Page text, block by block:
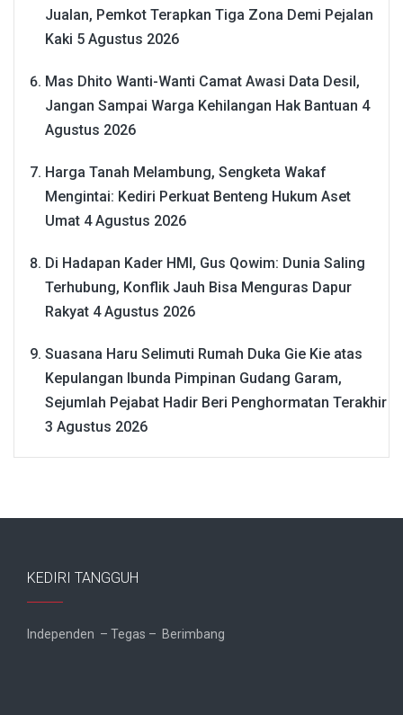
Jualan, Pemkot Terapkan Tiga Zona Demi Pejalan
Kaki 5 Agustus 2026
Mas Dhito Wanti-Wanti Camat Awasi Data Desil,
Jangan Sampai Warga Kehilangan Hak Bantuan 4
Agustus 2026
Harga Tanah Melambung, Sengketa Wakaf
Mengintai: Kediri Perkuat Benteng Hukum Aset
Umat 4 Agustus 2026
Di Hadapan Kader HMI, Gus Qowim: Dunia Saling
Terhubung, Konflik Jauh Bisa Menguras Dapur
Rakyat 4 Agustus 2026
Suasana Haru Selimuti Rumah Duka Gie Kie atas
Kepulangan Ibunda Pimpinan Gudang Garam,
Sejumlah Pejabat Hadir Beri Penghormatan Terakhir
3 Agustus 2026
KEDIRI TANGGUH
Independen – Tegas – Berimbang